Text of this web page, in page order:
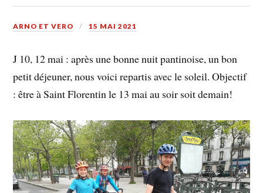
ARNO ET VERO 15 MAI 2021
J 10, 12 mai : après une bonne nuit pantinoise, un bon
petit déjeuner, nous voici repartis avec le soleil. Objectif
: être à Saint Florentin le 13 mai au soir soit demain!